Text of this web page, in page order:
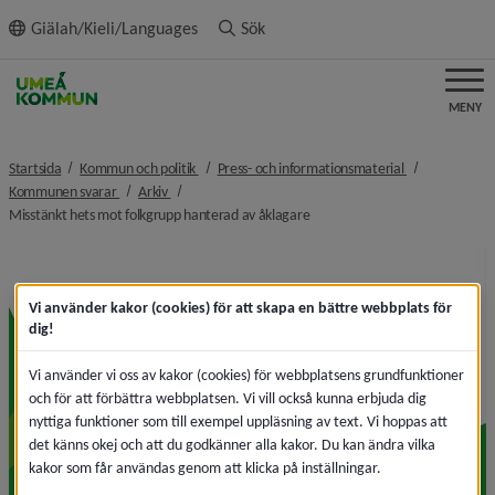
innehållet
Giälah/Kieli/Languages Sök
MENY
Startsida Kommun och politik nivå i brödsmulenavigeringen
Press- och informationsmaterial nivå i
Kommunen svarar nivå i brödsmulenavigeringen
Arkiv nivå i brödsmulenavigeringen
Misstänkt hets mot folkgrupp hanterad av åklagarenivå i brödsmulenavigeringen
Vi använder kakor (cookies) för att skapa en bättre webbplats för
dig!
Vi använder vi oss av kakor (cookies) för webbplatsens grundfunktioner
och för att förbättra webbplatsen. Vi vill också kunna erbjuda dig
nyttiga funktioner som till exempel uppläsning av text. Vi hoppas att
det känns okej och att du godkänner alla kakor. Du kan ändra vilka
kakor som får användas genom att klicka på inställningar.